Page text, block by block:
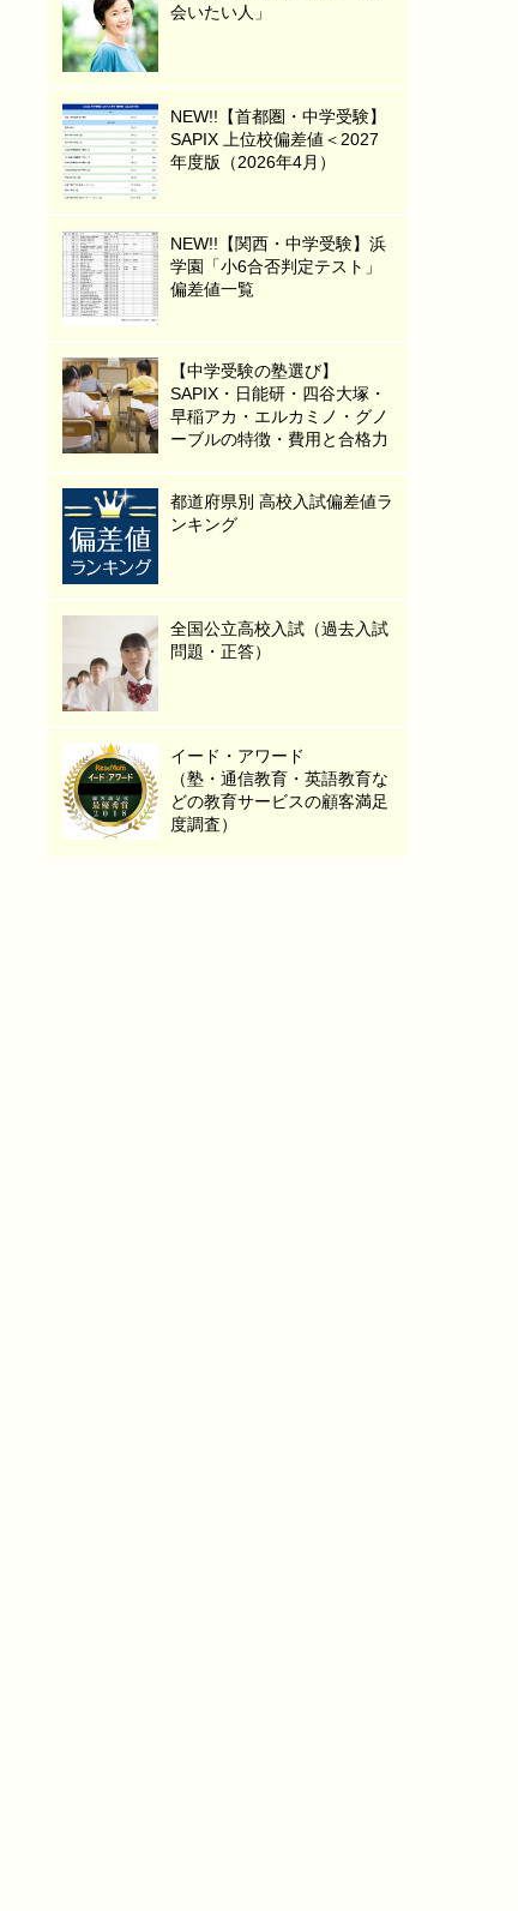
会いたい人」
NEW!!【首都圏・中学受験】
SAPIX 上位校偏差値＜2027
年度版（2026年4月）
NEW!!【関西・中学受験】浜
学園「小6合否判定テスト」
偏差値一覧
【中学受験の塾選び】
SAPIX・日能研・四谷大塚・
早稲アカ・エルカミノ・グノ
ーブルの特徴・費用と合格力
都道府県別 高校入試偏差値ラ
ンキング
全国公立高校入試（過去入試
問題・正答）
イード・アワード
（塾・通信教育・英語教育な
どの教育サービスの顧客満足
度調査）